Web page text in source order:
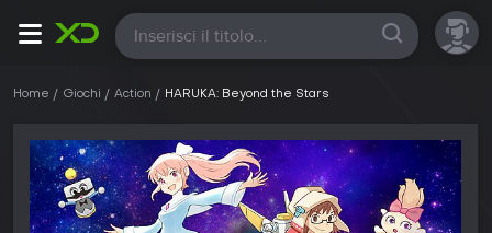
Tutte
Home Giochi Action HARUKA: Beyond the Stars